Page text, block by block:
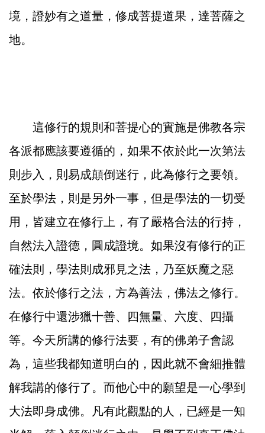
境，證妙有之道量，修成菩提道果，達菩薩之
地。
這修行的規則和菩提心的實施是佛教各宗
各派都應該要遵循的，如果不依於此一次第法
則步入，則易成顛倒迷行，此為修行之要領。
至於學法，則是另外一事，但是學法的一切受
用，皆建立在修行上，有了嚴格合法的行持，
自然法入證德，圓成證境。如果沒有修行的正
確法則，學法則成邪見之法，乃至妖魔之惡
法。依於修行之法，方為善法，佛法之修行。
在修行中還涉獵十善、四無量、六度、四攝
等。今天所講的修行法要，有的佛弟子會認
為，這些我都知道明白的，因此就不會細推體
解我講的修行了。而他心中的願望是一心學到
大法即身成佛。凡有此觀點的人，已經是一知